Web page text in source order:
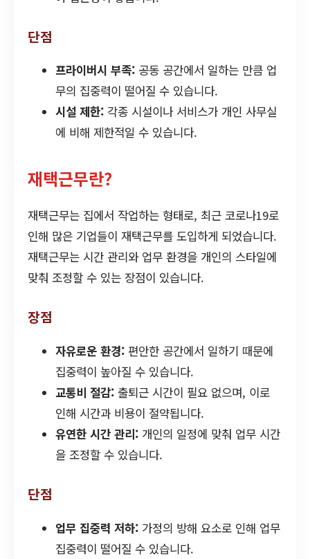
단점
프라이버시 부족: 공동 공간에서 일하는 만큼 업
무의 집중력이 떨어질 수 있습니다.
시설 제한: 각종 시설이나 서비스가 개인 사무실
에 비해 제한적일 수 있습니다.
재택근무란?
재택근무는 집에서 작업하는 형태로, 최근 코로나19로
인해 많은 기업들이 재택근무를 도입하게 되었습니다.
재택근무는 시간 관리와 업무 환경을 개인의 스타일에
맞춰 조정할 수 있는 장점이 있습니다.
장점
자유로운 환경: 편안한 공간에서 일하기 때문에
집중력이 높아질 수 있습니다.
교통비 절감: 출퇴근 시간이 필요 없으며, 이로
인해 시간과 비용이 절약됩니다.
유연한 시간 관리: 개인의 일정에 맞춰 업무 시간
을 조정할 수 있습니다.
단점
업무 집중력 저하: 가정의 방해 요소로 인해 업무
집중력이 떨어질 수 있습니다.